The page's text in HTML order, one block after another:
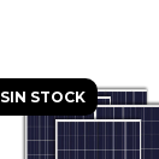
SIN STOCK